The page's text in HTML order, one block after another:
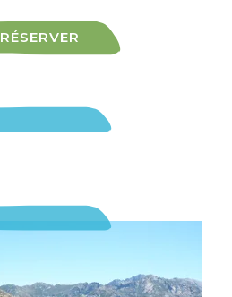
RÉSERVER